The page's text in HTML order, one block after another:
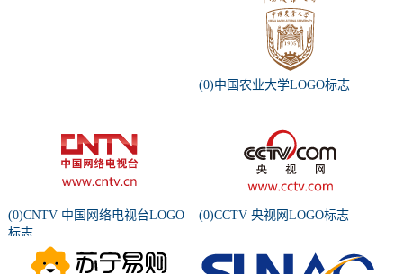
(0)中国农业大学LOGO标志
(0)CNTV 中国网络电视台LOGO
标志
(0)CCTV 央视网LOGO标志